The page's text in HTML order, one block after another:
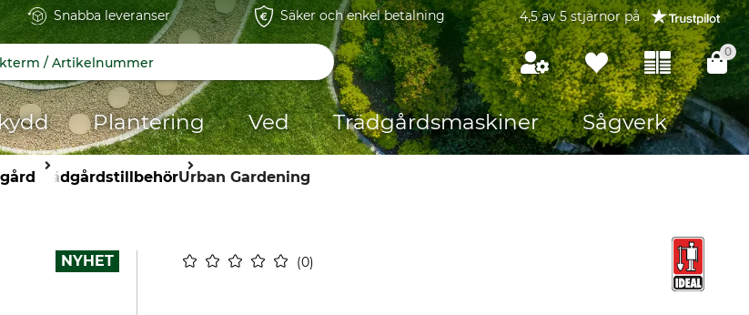
Snabba leveranser Säker och enkel betalning 4,5 av 5 stjärnor på
0
Plantering Ved Trädgårdsmaskiner Sågverk
TrädgårdstillbehörUrban Gardening
0
NYHET